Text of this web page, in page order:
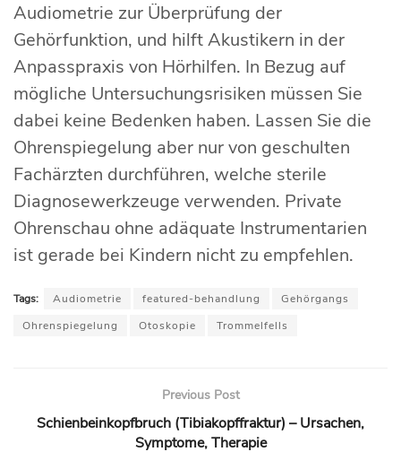
Audiometrie zur Überprüfung der
Gehörfunktion, und hilft Akustikern in der
Anpasspraxis von Hörhilfen. In Bezug auf
mögliche Untersuchungsrisiken müssen Sie
dabei keine Bedenken haben. Lassen Sie die
Ohrenspiegelung aber nur von geschulten
Fachärzten durchführen, welche sterile
Diagnosewerkzeuge verwenden. Private
Ohrenschau ohne adäquate Instrumentarien
ist gerade bei Kindern nicht zu empfehlen.
Tags: Audiometrie featured-behandlung
Gehörgangs
Ohrenspiegelung
Otoskopie Trommelfells
Previous Post
Schienbeinkopfbruch (Tibiakopffraktur) – Ursachen,
Symptome, Therapie